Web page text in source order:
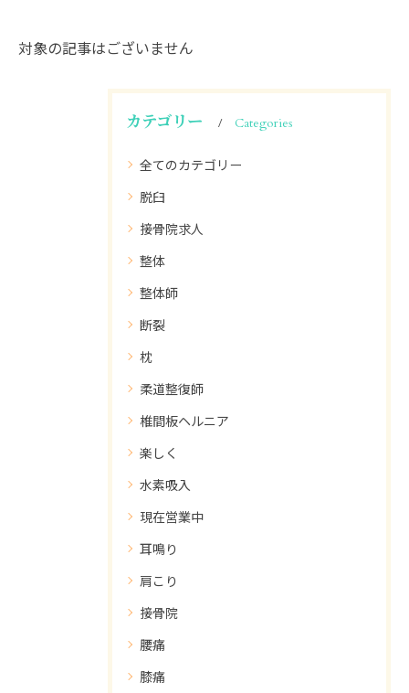
対象の記事はございません
カテゴリー Categories
全てのカテゴリー
脱臼
接骨院求人
整体
整体師
断裂
枕
柔道整復師
椎間板ヘルニア
楽しく
水素吸入
現在営業中
耳鳴り
肩こり
接骨院
腰痛
膝痛